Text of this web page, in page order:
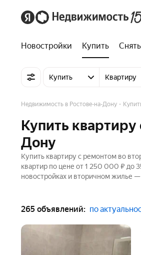
Новостройки Купить Снять
Купить Квартиру
Недвижимость в Ростове-на-Дону
Купить
Дону
Купить квартиру с ремонтом во
квартир по цене от 1 250 000 ₽ до
новостройках и вторичном жилье
265 объявлений: по